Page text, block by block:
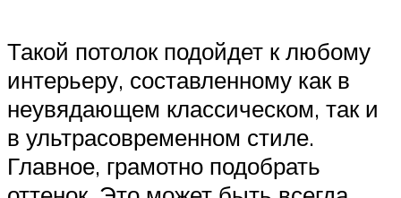
Такой потолок подойдет к любому
интерьеру, составленному как в
неувядающем классическом, так и
в ультрасовременном стиле.
Главное, грамотно подобрать